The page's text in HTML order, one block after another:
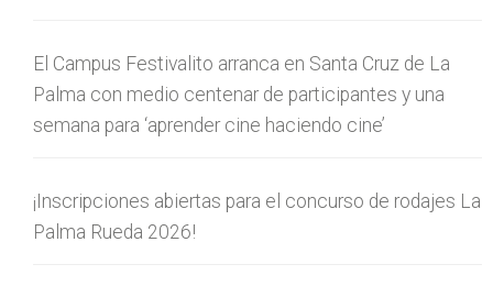
El Campus Festivalito arranca en Santa Cruz de La
Palma con medio centenar de participantes y una
semana para ‘aprender cine haciendo cine’
¡Inscripciones abiertas para el concurso de rodajes La
Palma Rueda 2026!